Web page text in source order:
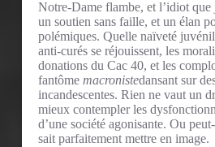
Notre-Dame flambe, et l’idiot que
un soutien sans faille, et un élan
polémiques. Quelle naïveté
anti-curés se réjouissent, les
donations du Cac 40, et les
fantôme macronistedansant sur
incandescentes. Rien ne vaut un
mieux contempler les
d’une société agonisante. Ou
sait parfaitement mettre en image.